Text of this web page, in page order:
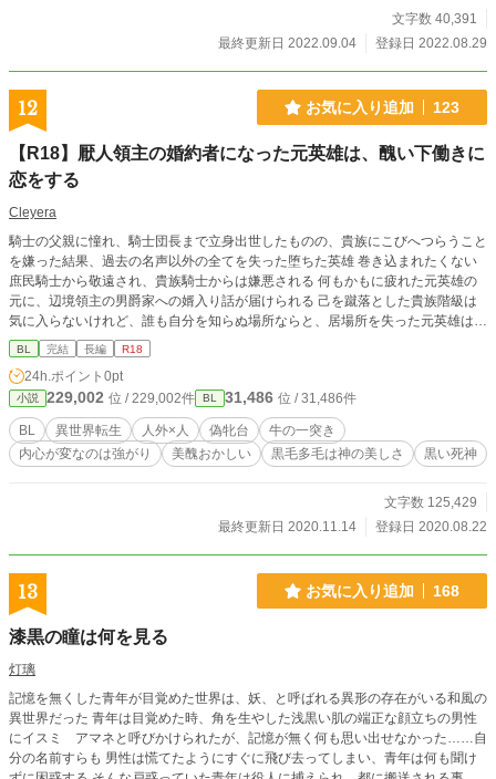
文字数 40,391
最終更新日 2022.09.04
登録日 2022.08.29
12 お気に入り追加 123
【R18】厭人領主の婚約者になった元英雄は、醜い下働きに
恋をする
Cleyera
騎士の父親に憧れ、騎士団長まで立身出世したものの、貴族にこびへつらうこと
を嫌った結果、過去の名声以外の全てを失った堕ちた英雄 巻き込まれたくない
庶民騎士から敬遠され、貴族騎士からは嫌悪される 何もかもに疲れた元英雄の
元に、辺境領主の男爵家への婿入り話が届けられる 己を蹴落とした貴族階級は
気に入らないけれど、誰も自分を知らぬ場所ならと、居場所を失った元英雄は辺
境へ向かった ：注意： 素人です 人外です 真面目の皮を被った変です タグをど
うぞ 月光さんにもいます
BL 完結 長編 R18
24h.ポイント 0pt
小説 229,002 位 / 229,002件 BL 31,486 位 / 31,486件
BL 異世界転生 人外×人 偽牝台
牛の一突き
内心が変なのは強がり
美醜おかしい 黒毛多毛は神の美しさ 黒い死神
文字数 125,429
最終更新日 2020.11.14
登録日 2020.08.22
13 お気に入り追加 168
漆黒の瞳は何を見る
灯璃
記憶を無くした青年が目覚めた世界は、妖、と呼ばれる異形の存在がいる和風の
異世界だった 青年は目覚めた時、角を生やした浅黒い肌の端正な顔立ちの男性
にイスミ アマネと呼びかけられたが、記憶が無く何も思い出せなかった……自
分の名前すらも 男性は慌てたようにすぐに飛び去ってしまい、青年は何も聞け